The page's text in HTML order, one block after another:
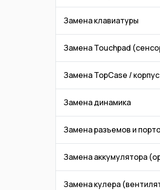
Замена клавиатуры
Замена Touchpad
Замена TopCase / корпус
Замена динамика
Замена разъемов и
Замена аккумулятора
Замена кулера